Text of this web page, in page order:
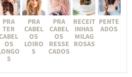
PRA
TER
OS
S
PRA
CABEL
OS
LOIRO
S
PRA
CABEL
OS
RESSE
CADOS
RECEIT
INHAS
MILAG
ROSAS
PENTE
ADOS